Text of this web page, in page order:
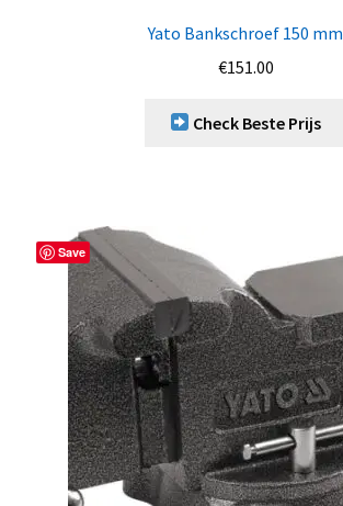
Yato Bankschroef 150 mm
€151.00
Check Beste Prijs
Save